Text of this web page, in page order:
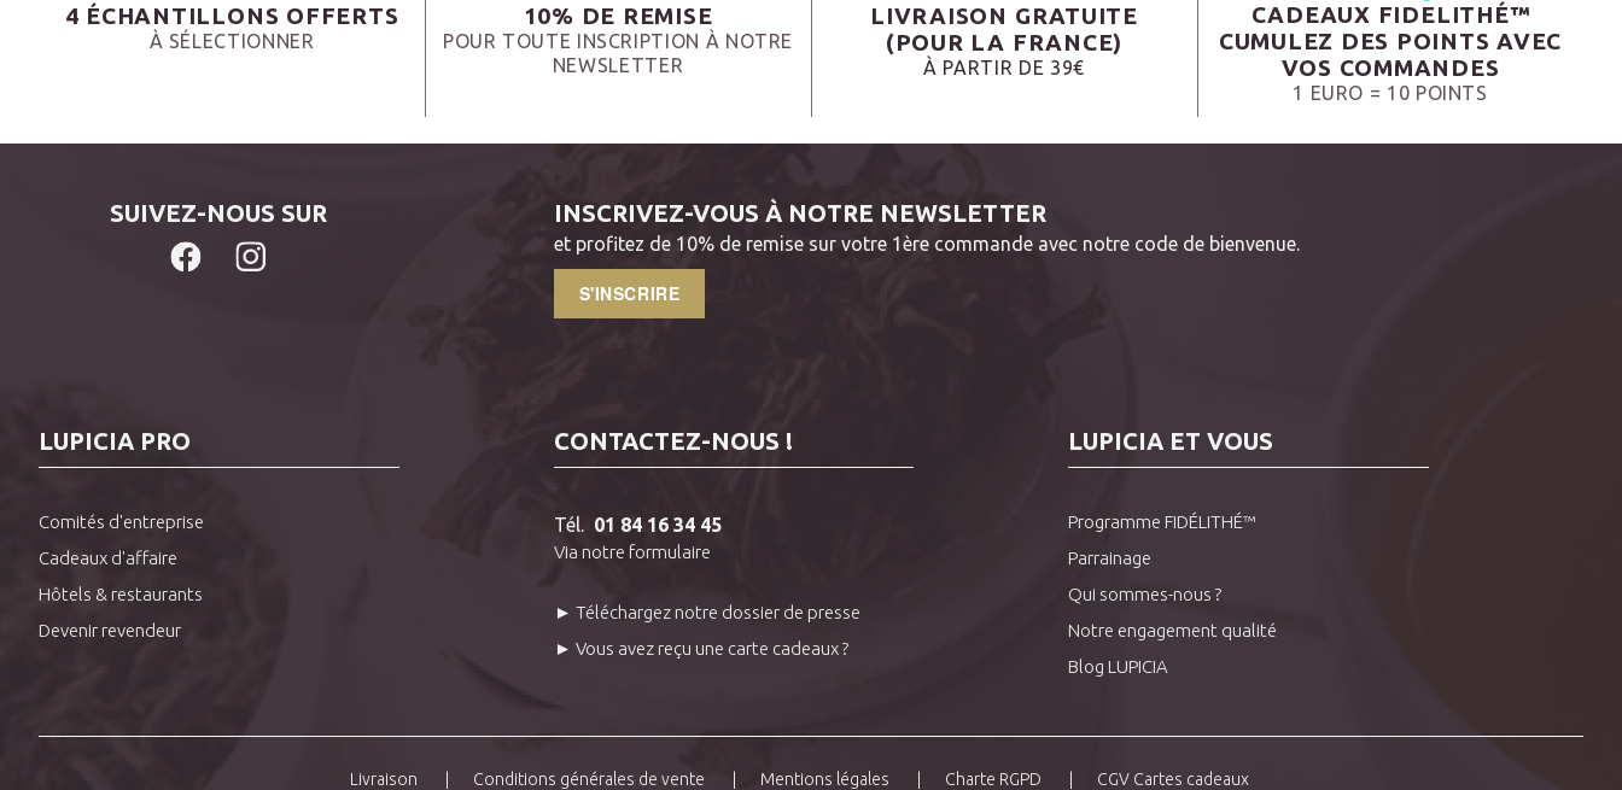
4 ÉCHANTILLONS OFFERTS
À SÉLECTIONNER
10% DE REMISE
POUR TOUTE INSCRIPTION À NOTRE
NEWSLETTER
LIVRAISON GRATUITE
(POUR LA FRANCE)
À PARTIR DE 39€
CADEAUX FIDELITHÉ™
CUMULEZ DES POINTS AVEC
VOS COMMANDES
1 EURO = 10 POINTS
SUIVEZ-NOUS SUR INSCRIVEZ-VOUS À NOTRE NEWSLETTER
et profitez de 10% de remise sur votre 1ère commande avec notre code de bienvenue.
S'INSCRIRE
LUPICIA PRO
Comités d'entreprise
Cadeaux d'affaire
Hôtels & restaurants
Devenir revendeur
CONTACTEZ-NOUS !
Tél. 01 84 16 34 45
Via notre formulaire
► Téléchargez notre dossier de presse
► Vous avez reçu une carte cadeaux ?
LUPICIA ET VOUS
Programme FIDÉLITHÉ™
Parrainage
Qui sommes-nous ?
Notre engagement qualité
Blog LUPICIA
Livraison Conditions générales de vente Mentions légales Charte RGPD CGV Cartes cadeaux